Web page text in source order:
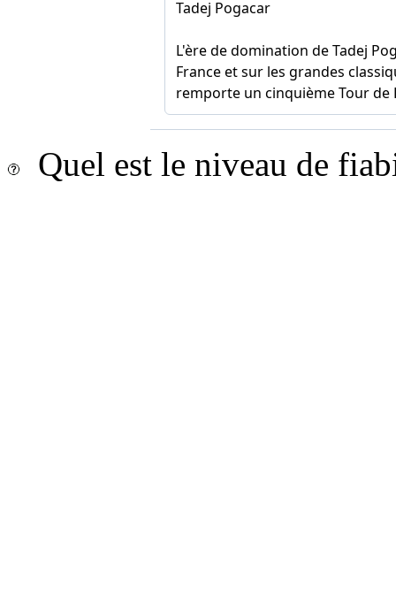
Quel est le niveau de